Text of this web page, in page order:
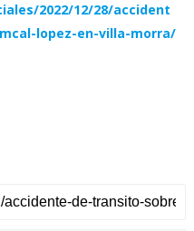
2022/12/28/accident
lopez-en-villa-morra/